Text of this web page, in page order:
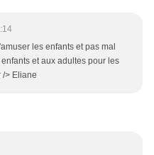
les enfants et pas mal
et aux adultes pour les
/> Eliane